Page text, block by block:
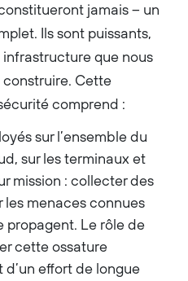
jamais – un
Ils sont puissants,
que nous
construire. Cette
comprend :
sur l’ensemble du
sur les terminaux et
mission : collecter des
menaces connues
propagent. Le rôle de
cette ossature
effort de longue